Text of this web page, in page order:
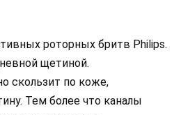
роторных бритв Philips.
щетиной.
скользит по коже,
Тем более что каналы